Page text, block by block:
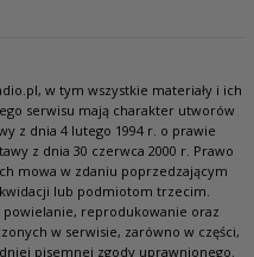
w tym wszystkie materiały i ich
serwisu mają charakter utworów
z dnia 4 lutego 1994 r. o prawie
z dnia 30 czerwca 2000 r. Prawo
mowa w zdaniu poprzedzającym
lub podmiotom trzecim.
powielanie, reprodukowanie oraz
w serwisie, zarówno w części,
pisemnej zgody uprawnionego.